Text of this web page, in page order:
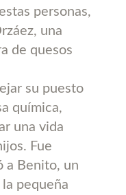
personas,
una
de quesos
su puesto
química,
una vida
Fue
a Benito, un
pequeña